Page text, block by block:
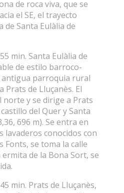
de roca viva, que se
el SE, el trayecto
de Santa Eulàlia de
min. Santa Eulàlia de
de estilo barroco-
antigua parroquia rural
Prats de Lluçanès. El
y se dirige a Prats
del Quer y Santa
696 m). Se entra en
lavaderos conocidos con
Fonts, se toma la calle
de la Bona Sort, se
min. Prats de Lluçanès,